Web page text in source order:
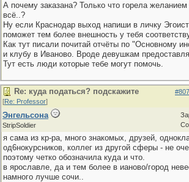
А почему заказана? Только что горела желанием
всё..?
Ну если Краснодар выход напиши в личку
поможет тем более внешность у тебя
Как тут писали почитай отчёты по "Основному
и клубу в Иваново. Вроде девушкам
Тут есть люди которые тебе могут помочь.
Re: куда податься? подскажите
[Re: Professor]
Энгельсона
StripSoldier
я сама из кр-ра, много знакомых, друзей,
од6нокурсников, коллег из другой сферы - не
поэтому четко обозначила куда и что.
в ярославле, да и тем более в ианово/город
намного лучше сочи..